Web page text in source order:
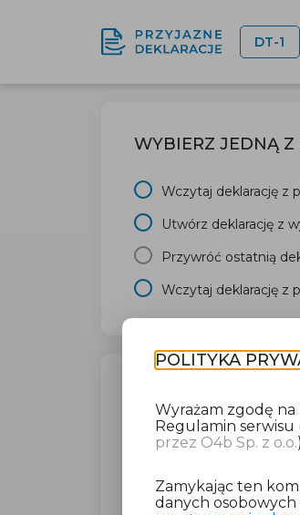
DT-1
WYBIERZ JEDNĄ Z
Wczytaj deklarację z
Utwórz deklarację z
Przywróć ostatnią
Wczytaj deklarację z
Dla wybranego
Nie martw się o
POLITYKA
Wyrażam zgodę
Regulamin serwisu
przez O4b Sp. z o.o.
Zamykając ten
danych